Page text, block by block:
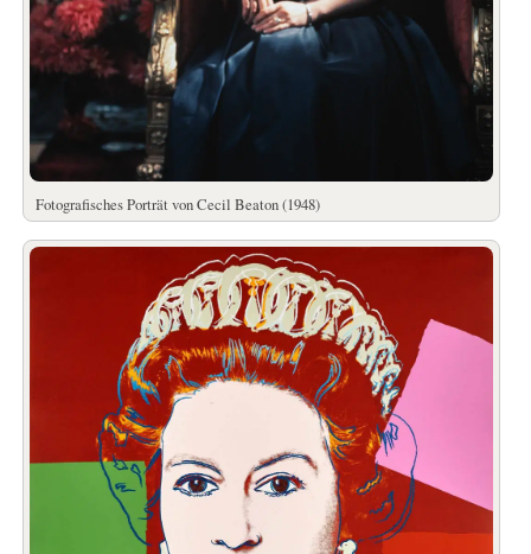
Fotografisches Porträt von Cecil Beaton (1948)